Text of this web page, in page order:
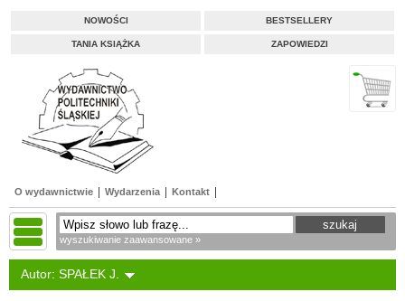
NOWOŚCI BESTSELLERY
TANIA KSIĄŻKA ZAPOWIEDZI
O wydawnictwie Wydarzenia Kontakt
wyszukiwanie zaawansowane »
Autor: SPAŁEK J.